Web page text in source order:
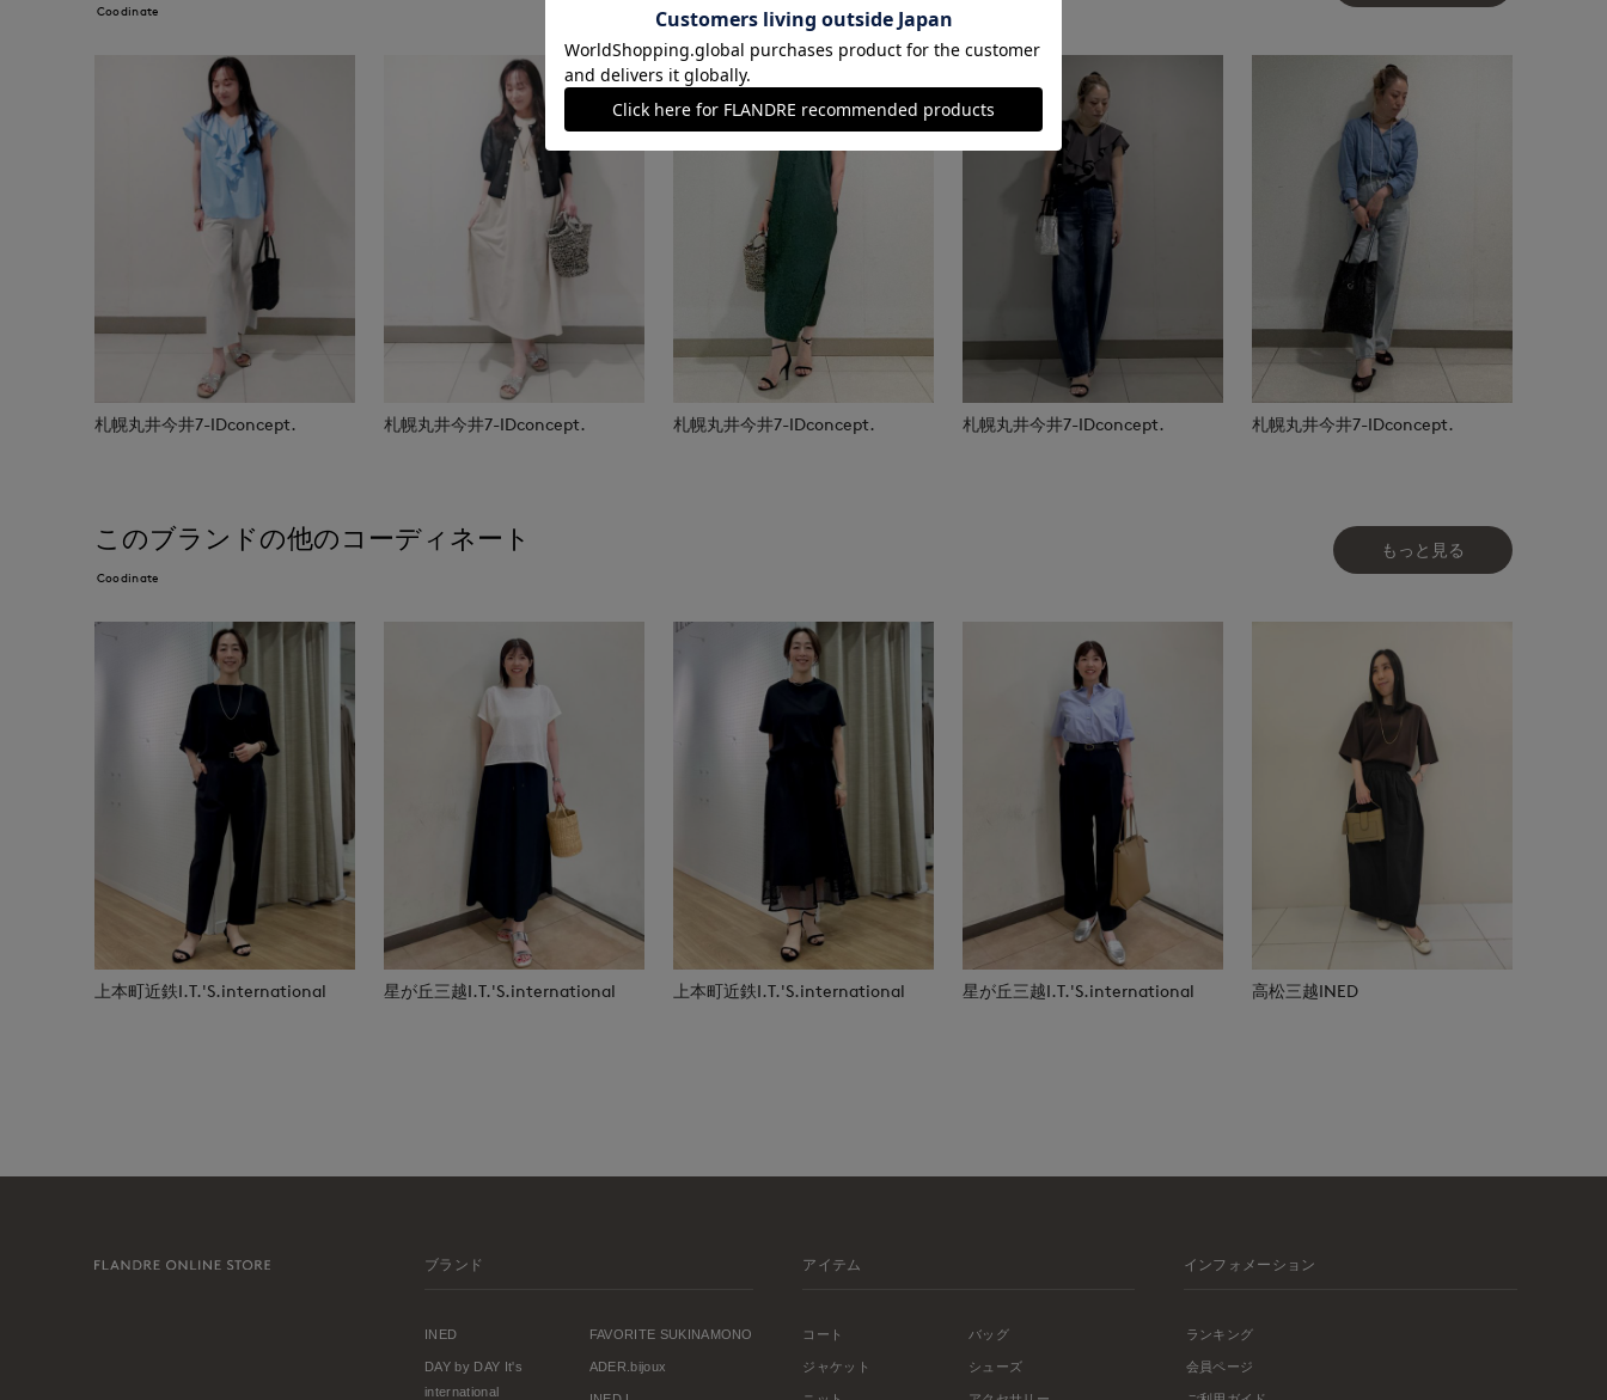
Coodinate
札幌丸井今井7-IDconcept. 札幌丸井今井7-IDconcept. 札幌丸井今井7-IDconcept. 札幌丸井今井7-IDconcept. 札幌丸井今井7-IDconcept.
このブランドの他のコーディネート
Coodinate
もっと見る
上本町近鉄I.T.'S.international 星が丘三越I.T.'S.international 上本町近鉄I.T.'S.international 星が丘三越I.T.'S.international 高松三越INED
ブランド
INED
DAY by DAY It's
international
FAVORITE SUKINAMONO
ADER.bijoux
アイテム
コート
ジャケット
バッグ
シューズ
インフォメーション
ランキング
会員ページ